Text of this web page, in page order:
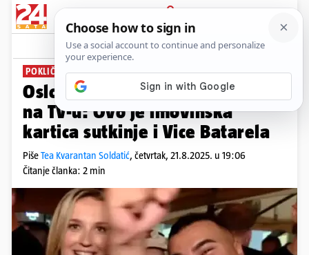
PRIJAVA
News Komentari
POKLIČ BEZ KAZNE
Oslobodila ga zbog pokliča ZDS
na TV-u: Ovo je imovinska
kartica sutkinje i Vice Batarela
PišeTea Kvarantan Soldatić, četvrtak, 21.8.2025. u 19:06
Čitanje članka: 2 min